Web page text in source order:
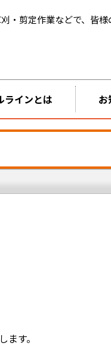
・剪定作業などで、皆
ラインとは お
す。